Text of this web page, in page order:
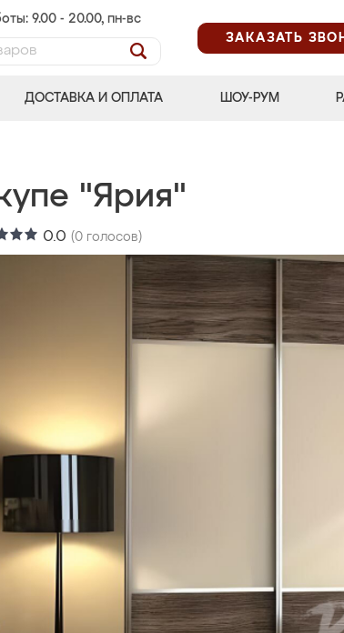
9.00 - 20.00, пн-вс
ЗАКАЗАТЬ
ДОСТАВКА И ОПЛАТА ШОУ-РУМ
"Ярия"
0.0 (0 голосов)